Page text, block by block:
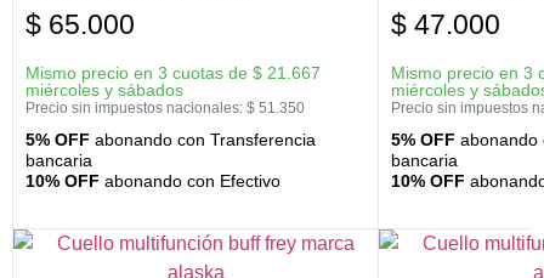
$ 65.000
Mismo precio en 3 cuotas de $ 21.667
miércoles y sábados
Precio sin impuestos nacionales: $ 51.350
5% OFF abonando con Transferencia
bancaria
10% OFF abonando con Efectivo
$ 47.000
Mismo precio en 3
miércoles y
Precio sin impuestos
5% OFF abonando
bancaria
10% OFF